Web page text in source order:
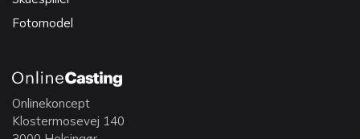
Fotomodel
Onlinekoncept
Klostermosevej 140